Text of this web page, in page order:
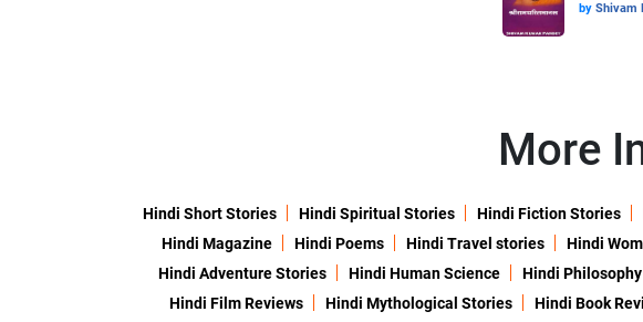
by Shivam
More
Hindi Short Stories Hindi Spiritual Stories Hindi Fiction Stories
Hindi Magazine
Hindi Poems Hindi Travel stories Hindi
Hindi Adventure Stories
Hindi Human Science Hindi Philosophy
Hindi Film Reviews
Hindi Mythological Stories Hindi Book